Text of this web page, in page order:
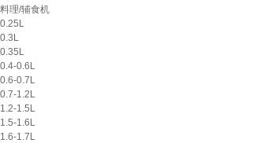
料理/辅食机
0.25L
0.3L
0.35L
0.4-0.6L
0.6-0.7L
0.7-1.2L
1.2-1.5L
1.5-1.6L
1.6-1.7L